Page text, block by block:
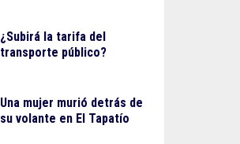
¿Subirá la tarifa del
transporte público?
Una mujer murió detrás de
su volante en El Tapatío